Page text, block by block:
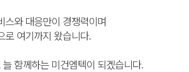
스와 대응만이 경쟁력이며
로 여기까지 왔습니다.
함께하는 미건엠텍이 되겠습니다.